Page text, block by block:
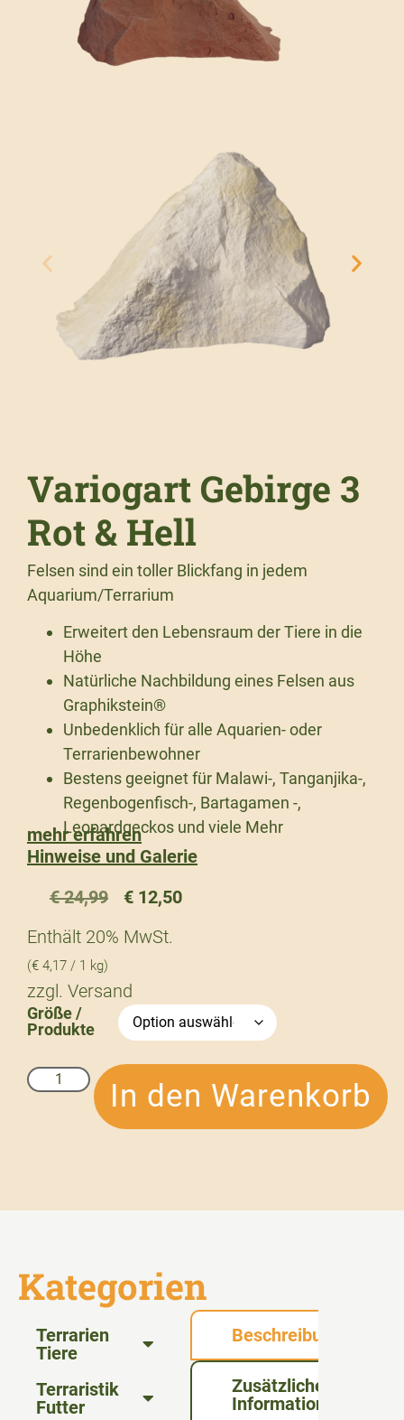
Variogart Gebirge 3
Rot & Hell
Felsen sind ein toller Blickfang in jedem
Aquarium/Terrarium
Erweitert den Lebensraum der Tiere in die
Höhe
Natürliche Nachbildung eines Felsen aus
Graphikstein®
Unbedenklich für alle Aquarien- oder
Terrarienbewohner
Bestens geeignet für Malawi-, Tanganjika-,
Regenbogenfisch-, Bartagamen -,
Leopardgeckos und viele Mehr
mehr erfahren
Hinweise und Galerie
€24,99 € 12,50
Enthält 20% MwSt.
(€ 4,17 / 1 kg)
zzgl. Versand
Größe /
Produkte
In den Warenkorb
Kategorien
Terrarien
Tiere
Terraristik
Futter
Beschreibung
Zusätzliche
Informationen